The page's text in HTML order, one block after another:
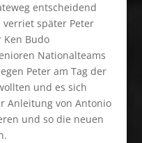
entscheidend
später Peter
Ken Budo
Nationalteams
Peter am Tag der
und es sich
Anleitung von Antonio
und so die neuen